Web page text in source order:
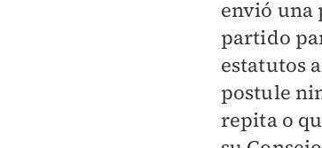
envió una
partido
estatutos
postule
repita o